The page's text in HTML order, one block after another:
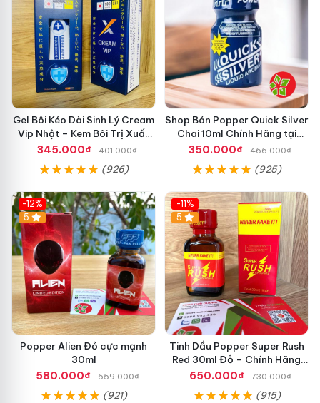
Gel Bôi Kéo Dài Sinh Lý Cream
Vip Nhật – Kem Bôi Trị Xuất
Tinh Sớm Chính Hãng Cho
345.000₫ 401.000₫
(926)
Shop Bán Popper Quick Silver
Chai 10ml Chính Hãng tại
Quận 1 - Kích thích tăng ham
350.000₫ 466.000₫
(925)
-12%
5
Popper Alien Đỏ cực mạnh
30ml
580.000₫
659.000₫
(921)
-11%
5
Tinh Dầu Popper Super Rush
Red 30ml Đỏ – Chính Hãng
USA, Kích Thích Mạnh, Tăng
650.000₫ 730.000₫
(915)